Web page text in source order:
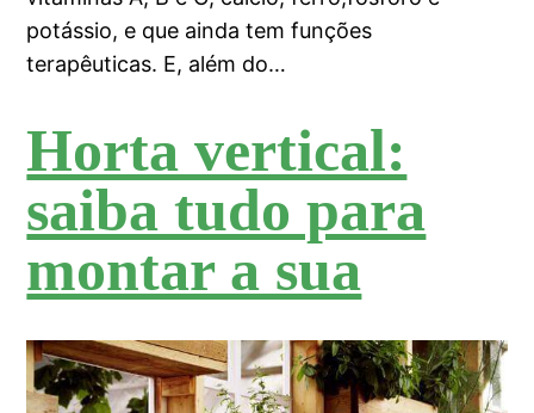
potássio, e que ainda tem funções
terapêuticas. E, além do…
Horta vertical:
saiba tudo para
montar a sua